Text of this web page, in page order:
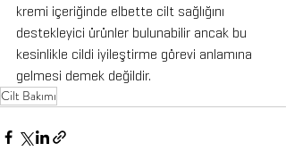
kremi içeriğinde elbette cilt sağlığını
destekleyici ürünler bulunabilir ancak bu
kesinlikle cildi iyileştirme görevi anlamına
gelmesi demek değildir.
Cilt Bakımı